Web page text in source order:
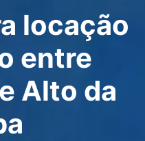
locação
entre
Alto da